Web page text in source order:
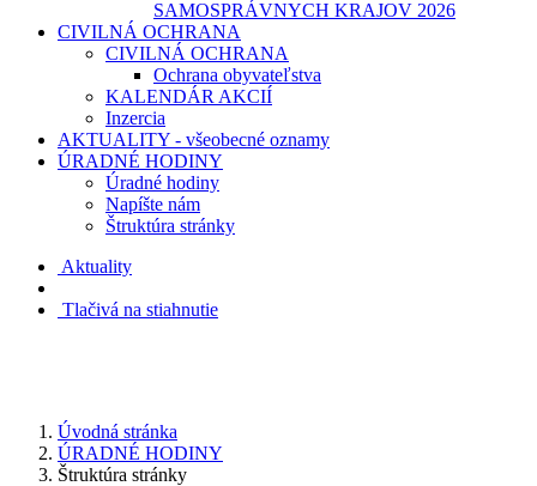
SAMOSPRÁVNYCH KRAJOV 2026
CIVILNÁ OCHRANA
CIVILNÁ OCHRANA
Ochrana obyvateľstva
KALENDÁR AKCIÍ
Inzercia
AKTUALITY - všeobecné oznamy
ÚRADNÉ HODINY
Úradné hodiny
Napíšte nám
Štruktúra stránky
Aktuality
Tlačivá na stiahnutie
Úvodná stránka
ÚRADNÉ HODINY
Štruktúra stránky